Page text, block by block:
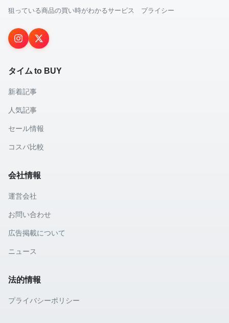
狙っている商品の買い時がわかるサービス プライシー
タイム to BUY
新着記事
人気記事
セール情報
コスパ比較
会社情報
運営会社
お問い合わせ
広告掲載について
ニュース
法的情報
プライバシーポリシー